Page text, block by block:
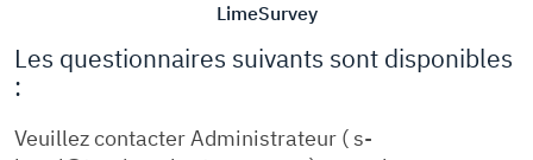
LimeSurvey
Les questionnaires suivants sont disponibles
:
Veuillez contacter Administrateur ( s-